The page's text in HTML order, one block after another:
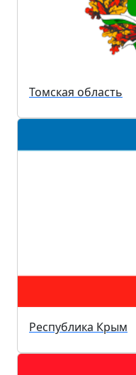
Томская область
Республика Крым